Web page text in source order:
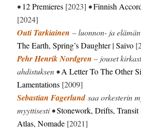
• 12 Premieres [2023] •Finnish
[2024]
Outi Tarkiainen – luonnon- ja
The Earth, Spring’s Daughter | Saivo
Pehr Henrik Nordgren – jouset
ahdistuksen •A Letter To The Other
Lamentations [2009]
Sebastian Fagerlundsaa orkesterin
myyttisesti •Stonework, Drifts, Transit
Atlas, Nomade [2021]